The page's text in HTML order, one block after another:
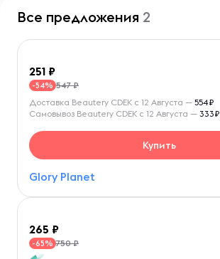
Все предложения 2
251
-54% 547 ₽
Glory Planet
Доставка Beautery CDEK с 12 Августа — 554₽
Самовывоз Beautery CDEK с 12 Августа — 333₽
Купить
265
-65% 750 ₽